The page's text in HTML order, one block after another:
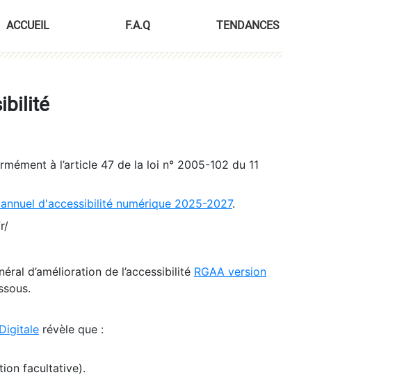
ACCUEIL F.A.Q TENDANCES
à l’article 47 de la loi n° 2005-102 du 11
d'accessibilité numérique 2025-2027.
d’amélioration de l’accessibilité RGAA version
révèle que :
facultative).